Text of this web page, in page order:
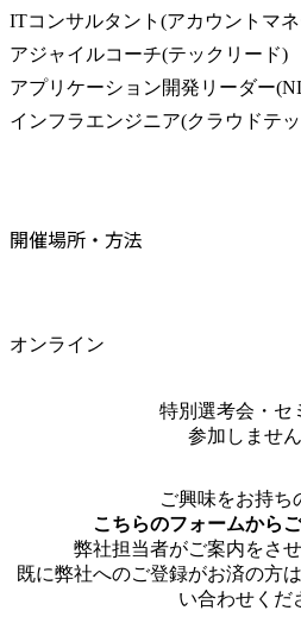
ITコンサルタント(アカウントマ
アジャイルコーチ(テックリード)
アプリケーション開発リーダー
インフラエンジニア(クラウドテ
開催場所・方法
オンライン
特別選考会・セ
参加しませ
ご興味をお持ち
こちらのフォームから
弊社担当者がご案内をさ
既に弊社へのご登録がお済の方
い合わせくだ